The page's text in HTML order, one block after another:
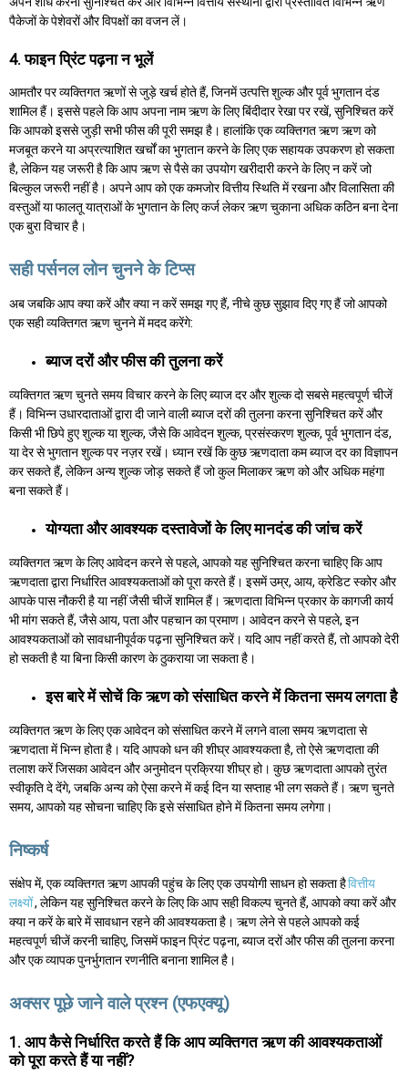
पैकेजों के पेशेवरों और विपक्षों का वजन लें।
4. फाइन प्रिंट पढ़ना न भूलें
आमतौर पर व्यक्तिगत ऋणों से जुड़े खर्च होते हैं, जिनमें उत्पत्ति शुल्क और पूर्व भुगतान दंड
शामिल हैं। इससे पहले कि आप अपना नाम ऋण के लिए बिंदीदार रेखा पर रखें, सुनिश्चित करें
कि आपको इससे जुड़ी सभी फीस की पूरी समझ है। हालांकि एक व्यक्तिगत ऋण ऋण को
मजबूत करने या अप्रत्याशित खर्चों का भुगतान करने के लिए एक सहायक उपकरण हो सकता
है, लेकिन यह जरूरी है कि आप ऋण से पैसे का उपयोग खरीदारी करने के लिए न करें जो
बिल्कुल जरूरी नहीं है। अपने आप को एक कमजोर वित्तीय स्थिति में रखना और विलासिता की
वस्तुओं या फालतू यात्राओं के भुगतान के लिए कर्ज लेकर ऋण चुकाना अधिक कठिन बना देना
एक बुरा विचार है।
सही पर्सनल लोन चुनने के टिप्स
अब जबकि आप क्या करें और क्या न करें समझ गए हैं, नीचे कुछ सुझाव दिए गए हैं जो आपको
एक सही व्यक्तिगत ऋण चुनने में मदद करेंगे:
ब्याज दरों और फीस की तुलना करें
व्यक्तिगत ऋण चुनते समय विचार करने के लिए ब्याज दर और शुल्क दो सबसे महत्वपूर्ण चीजें
हैं। विभिन्न उधारदाताओं द्वारा दी जाने वाली ब्याज दरों की तुलना करना सुनिश्चित करें और
किसी भी छिपे हुए शुल्क या शुल्क, जैसे कि आवेदन शुल्क, प्रसंस्करण शुल्क, पूर्व भुगतान दंड,
या देर से भुगतान शुल्क पर नज़र रखें। ध्यान रखें कि कुछ ऋणदाता कम ब्याज दर का विज्ञापन
कर सकते हैं, लेकिन अन्य शुल्क जोड़ सकते हैं जो कुल मिलाकर ऋण को और अधिक महंगा
बना सकते हैं।
योग्यता और आवश्यक दस्तावेजों के लिए मानदंड की जांच करें
व्यक्तिगत ऋण के लिए आवेदन करने से पहले, आपको यह सुनिश्चित करना चाहिए कि आप
ऋणदाता द्वारा निर्धारित आवश्यकताओं को पूरा करते हैं। इसमें उम्र, आय, क्रेडिट स्कोर और
आपके पास नौकरी है या नहीं जैसी चीजें शामिल हैं। ऋणदाता विभिन्न प्रकार के कागजी कार्य
भी मांग सकते हैं, जैसे आय, पता और पहचान का प्रमाण। आवेदन करने से पहले, इन
आवश्यकताओं को सावधानीपूर्वक पढ़ना सुनिश्चित करें। यदि आप नहीं करते हैं, तो आपको देरी
हो सकती है या बिना किसी कारण के ठुकराया जा सकता है।
इस बारे में सोचें कि ऋण को संसाधित करने में कितना समय लगता है
व्यक्तिगत ऋण के लिए एक आवेदन को संसाधित करने में लगने वाला समय ऋणदाता से
ऋणदाता में भिन्न होता है। यदि आपको धन की शीघ्र आवश्यकता है, तो ऐसे ऋणदाता की
तलाश करें जिसका आवेदन और अनुमोदन प्रक्रिया शीघ्र हो। कुछ ऋणदाता आपको तुरंत
स्वीकृति दे देंगे, जबकि अन्य को ऐसा करने में कई दिन या सप्ताह भी लग सकते हैं। ऋण चुनते
समय, आपको यह सोचना चाहिए कि इसे संसाधित होने में कितना समय लगेगा।
निष्कर्ष
संक्षेप में, एक व्यक्तिगत ऋण आपकी पहुंच के लिए एक उपयोगी साधन हो सकता हैवित्तीय
लक्ष्यों, लेकिन यह सुनिश्चित करने के लिए कि आप सही विकल्प चुनते हैं, आपको क्या करें और
क्या न करें के बारे में सावधान रहने की आवश्यकता है। ऋण लेने से पहले आपको कई
महत्वपूर्ण चीजें करनी चाहिए, जिसमें फाइन प्रिंट पढ़ना, ब्याज दरों और फीस की तुलना करना
और एक व्यापक पुनर्भुगतान रणनीति बनाना शामिल है।
अक्सर पूछे जाने वाले प्रश्न (एफएक्यू)
1. आप कैसे निर्धारित करते हैं कि आप व्यक्तिगत ऋण की आवश्यकताओं
को पूरा करते हैं या नहीं?